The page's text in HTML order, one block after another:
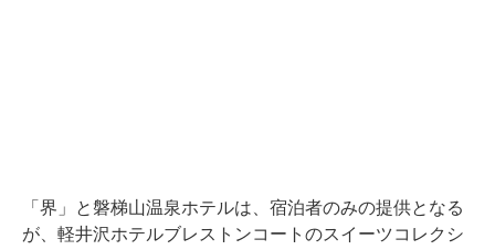
「界」と磐梯山温泉ホテルは、宿泊者のみの提供となる
が、軽井沢ホテルブレストンコートのスイーツコレクシ